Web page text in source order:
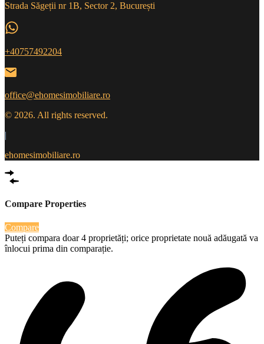
Strada Săgeții nr 1B, Sector 2, București
+40757492204
office@ehomesimobiliare.ro
© 2026. All rights reserved.
|
ehomesimobiliare.ro
Compare Properties
Compare
Puteți compara doar 4 proprietăți; orice proprietate nouă adăugată va
înlocui prima din comparație.